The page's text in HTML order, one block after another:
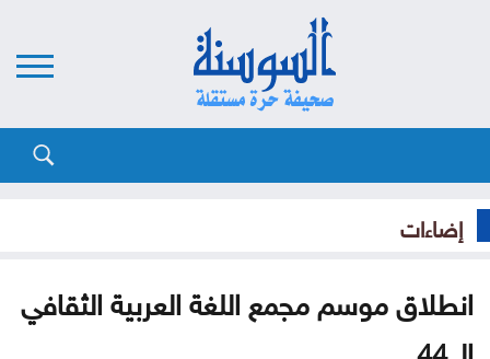
إضاءات
انطلاق موسم مجمع اللغة العربية الثقافي